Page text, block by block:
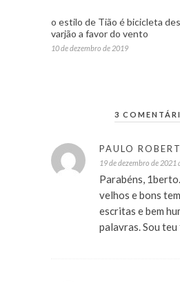
o estilo de Tião é bicicleta
varjão a favor do vento
10 de dezembro de 2019
3
PAULO
19 de dezembro de 2021
Parabéns,
velhos e bons
escritas e bem
palavras. Sou